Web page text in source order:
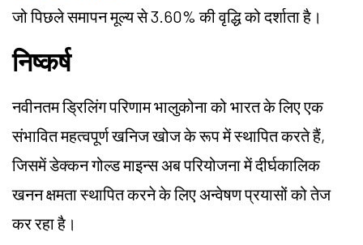
जो पिछले समापन मूल्य से 3.60% की वृद्धि को दर्शाता है।
निष्कर्ष
नवीनतम ड्रिलिंग परिणाम भालुकोना को भारत के लिए एक
संभावित महत्वपूर्ण खनिज खोज के रूप में स्थापित करते हैं,
जिसमें डेक्कन गोल्ड माइन्स अब परियोजना में दीर्घकालिक
खनन क्षमता स्थापित करने के लिए अन्वेषण प्रयासों को तेज
कर रहा है।